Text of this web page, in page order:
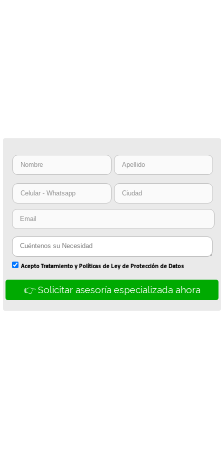
Acepto Tratamiento y Políticas de Ley de Protección de Datos
👉 Solicitar asesoría especializada ahora